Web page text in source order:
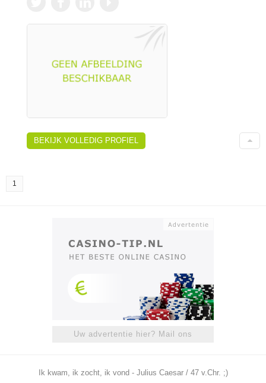
BEKIJK VOLLEDIG PROFIEL
1
Uw advertentie hier? Mail ons
Ik kwam, ik zocht, ik vond - Julius Caesar / 47 v.Chr. ;)